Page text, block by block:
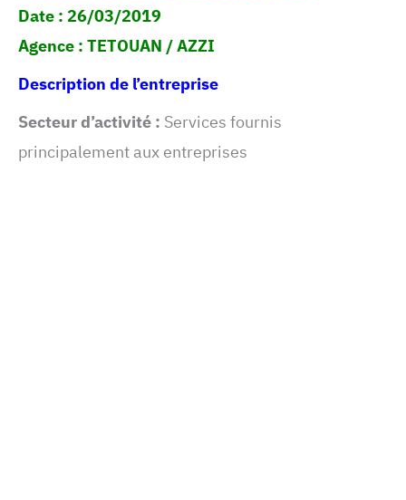
Date : 26/03/2019
Agence : TETOUAN / AZZI
Description de l’entreprise
Secteur d’activité : Services fournis
principalement aux entreprises